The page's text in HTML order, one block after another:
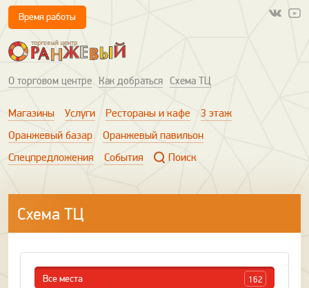
О торговом центре Как добраться Схема ТЦ
Время работы
Магазины Услуги Рестораны и кафе
3 этаж
Оранжевый базар
Оранжевый павильон
Спецпредложения
События Поиск
Схема ТЦ
Все места 162